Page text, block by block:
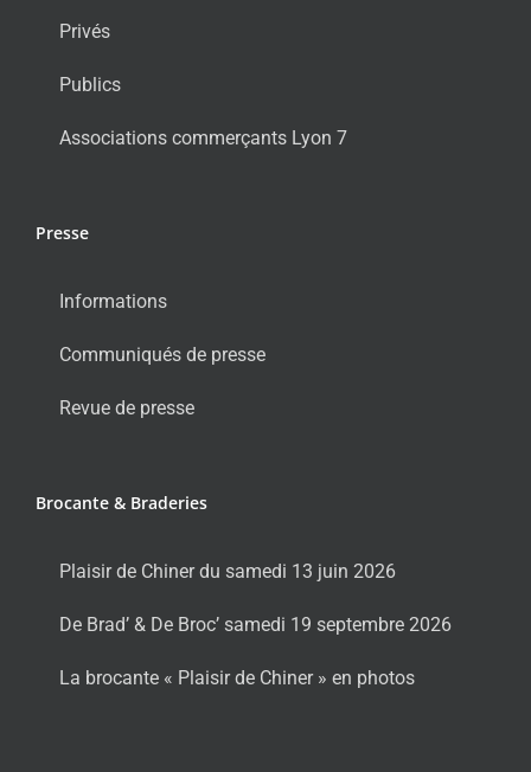
Privés
Publics
Associations commerçants Lyon 7
Presse
Informations
Communiqués de presse
Revue de presse
Brocante & Braderies
Plaisir de Chiner du samedi 13 juin 2026
De Brad’ & De Broc’ samedi 19 septembre 2026
La brocante « Plaisir de Chiner » en photos